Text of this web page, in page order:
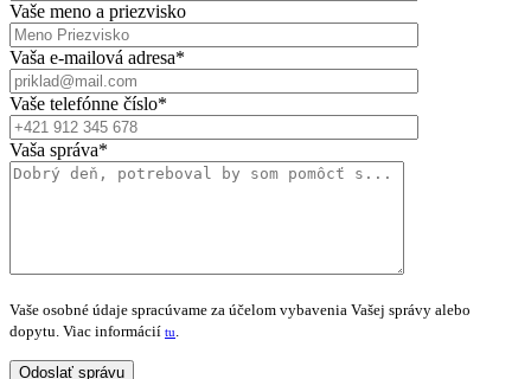
Vaše meno a priezvisko
Vaša e-mailová adresa*
Vaše telefónne číslo*
Vaša správa*
Vaše osobné údaje spracúvame za účelom vybavenia Vašej správy alebo
dopytu. Viac informácií tu.